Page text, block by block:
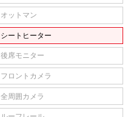
オットマン
シートヒーター
後席モニター
フロントカメラ
全周囲カメラ